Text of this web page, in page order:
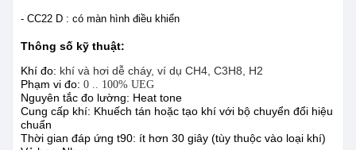
- CC22 D : có màn hình điều khiển
Thông số kỹ thuật:
Khí đo: khí và hơi dễ cháy, ví dụ CH4, C3H8, H2
Phạm vi đo: 0 .. 100% UEG
Nguyên tắc đo lường: Heat tone
Cung cấp khí: Khuếch tán hoặc tạo khí với bộ chuyển đổi hiệu
chuẩn
Thời gian đáp ứng t90: ít hơn 30 giây (tùy thuộc vào loại khí)